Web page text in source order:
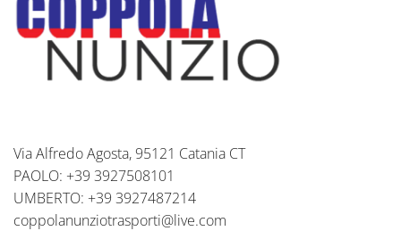
Via Alfredo Agosta, 95121 Catania CT
PAOLO: +39 3927508101
UMBERTO: +39 3927487214
coppolanunziotrasporti@live.com